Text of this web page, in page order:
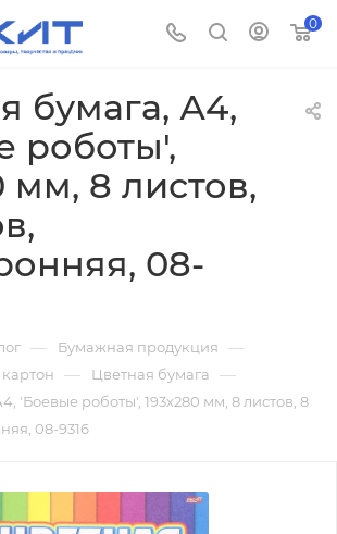
0
бумага, А4,
роботы',
мм, 8 листов,
08-
— Бумажная продукция —
— Цветная бумага —
'Боевые роботы', 193х280 мм, 8 листов, 8
08-9316